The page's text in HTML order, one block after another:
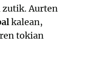
zutik. Aurten
kalean,
tokian